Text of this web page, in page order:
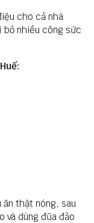
cho cả nhà
nhiều công sức
thật nóng, sau
và dùng đũa đảo